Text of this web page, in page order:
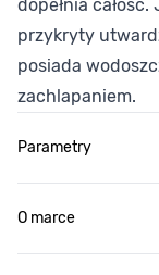
dopełnia
przykryty
posiada
zachlapaniem.
Parametry
O marce